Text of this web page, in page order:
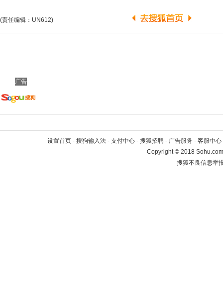
(责任编辑：UN612)
广告
设置首页 - 搜狗输入法 - 支付中心 - 搜狐招聘 - 广告服务 - 客服中心
Copyright©2018
搜狐不良信息举